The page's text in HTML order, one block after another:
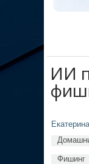
ИИ
Фишинг